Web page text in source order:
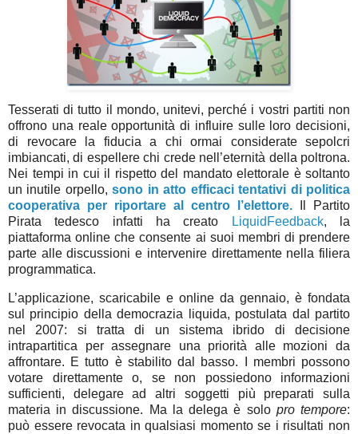
Tesserati di tutto il mondo, unitevi, perché i vostri partiti non
offrono una reale opportunità di influire sulle loro decisioni,
di revocare la fiducia a chi ormai considerate sepolcri
imbiancati, di espellere chi crede nell’eternità della poltrona.
Nei tempi in cui il rispetto del mandato elettorale è soltanto
un inutile orpello,sono in atto efficaci tentativi di politica
cooperativa per riportare al centro l’elettore. Il Partito
Pirata tedesco infatti ha creato
LiquidFeedback, la
piattaforma online che consente ai suoi membri di prendere
parte alle discussioni e intervenire direttamente nella filiera
programmatica.
L’applicazione, scaricabile e online da gennaio, è fondata
sul principio della democrazia liquida, postulata dal partito
nel 2007: si tratta di un sistema ibrido di decisione
intrapartitica per assegnare una priorità alle mozioni da
affrontare. E tutto è stabilito dal basso. I membri possono
votare direttamente o, se non possiedono informazioni
sufficienti, delegare ad altri soggetti più preparati sulla
materia in discussione. Ma la delega è solo pro tempore:
può essere revocata in qualsiasi momento se i risultati non